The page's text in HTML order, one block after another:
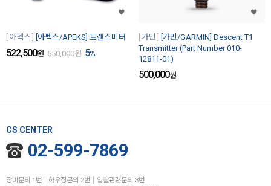
아펙스 [아펙스/APEKS] 트랜스미터
522,500원 550,000원 5%
가민
[가민/GARMIN] Descent T1
Transmitter (Part Number 010-
12811-01)
500,000원
CS CENTER
02-599-7869
장비문의 1번│하우징문의 2번│입찰관련문의 3번